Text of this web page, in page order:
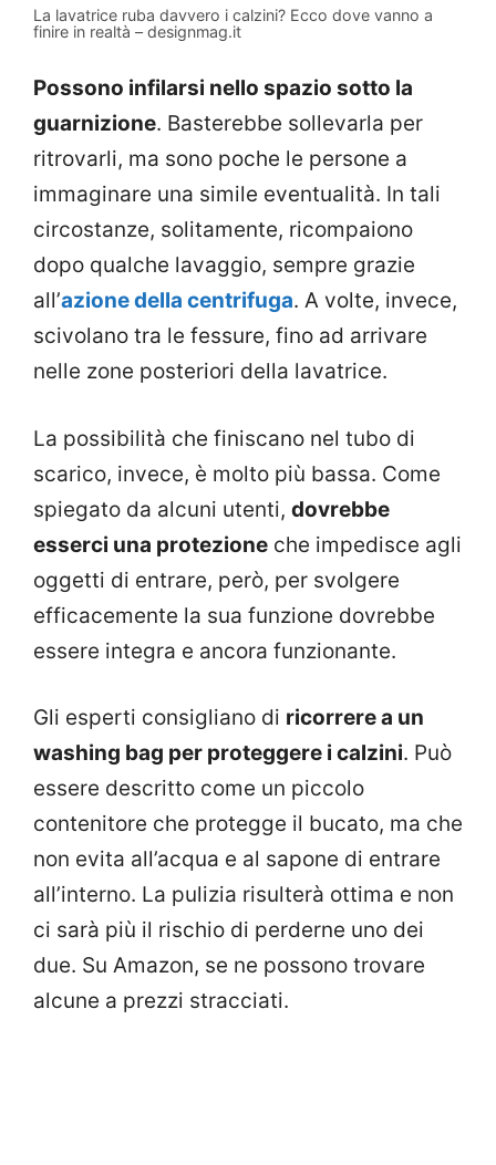
La lavatrice ruba davvero i calzini? Ecco dove vanno a
finire in realtà – designmag.it
Possono infilarsi nello spazio sotto la
guarnizione. Basterebbe sollevarla per
ritrovarli, ma sono poche le persone a
immaginare una simile eventualità. In tali
circostanze, solitamente, ricompaiono
dopo qualche lavaggio, sempre grazie
all’azione della centrifuga. A volte, invece,
scivolano tra le fessure, fino ad arrivare
nelle zone posteriori della lavatrice.
La possibilità che finiscano nel tubo di
scarico, invece, è molto più bassa. Come
spiegato da alcuni utenti, dovrebbe
esserci una protezione che impedisce agli
oggetti di entrare, però, per svolgere
efficacemente la sua funzione dovrebbe
essere integra e ancora funzionante.
Gli esperti consigliano di ricorrere a un
washing bag per proteggere i calzini. Può
essere descritto come un piccolo
contenitore che protegge il bucato, ma che
non evita all’acqua e al sapone di entrare
all’interno. La pulizia risulterà ottima e non
ci sarà più il rischio di perderne uno dei
due. Su Amazon, se ne possono trovare
alcune a prezzi stracciati.